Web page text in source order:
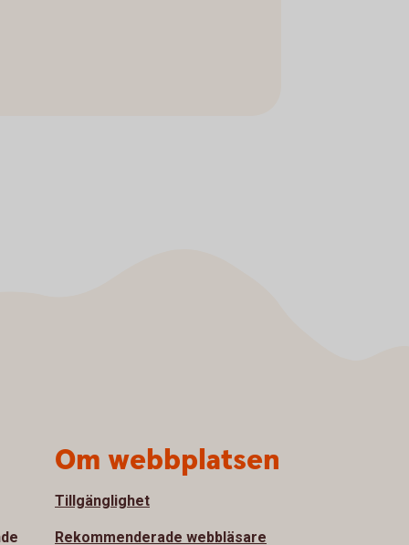
Om webbplatsen
Tillgänglighet
Rekommenderade webbläsare